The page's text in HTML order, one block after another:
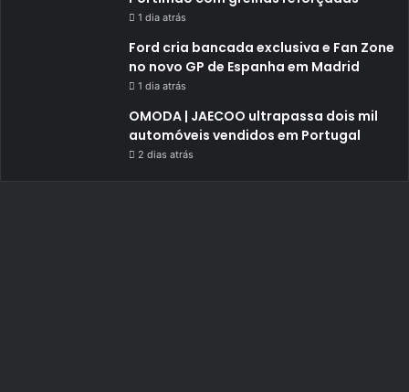
1 dia atrás
Ford cria bancada exclusiva e Fan Zone
no novo GP de Espanha em Madrid
1 dia atrás
OMODA | JAECOO ultrapassa dois mil
automóveis vendidos em Portugal
2 dias atrás